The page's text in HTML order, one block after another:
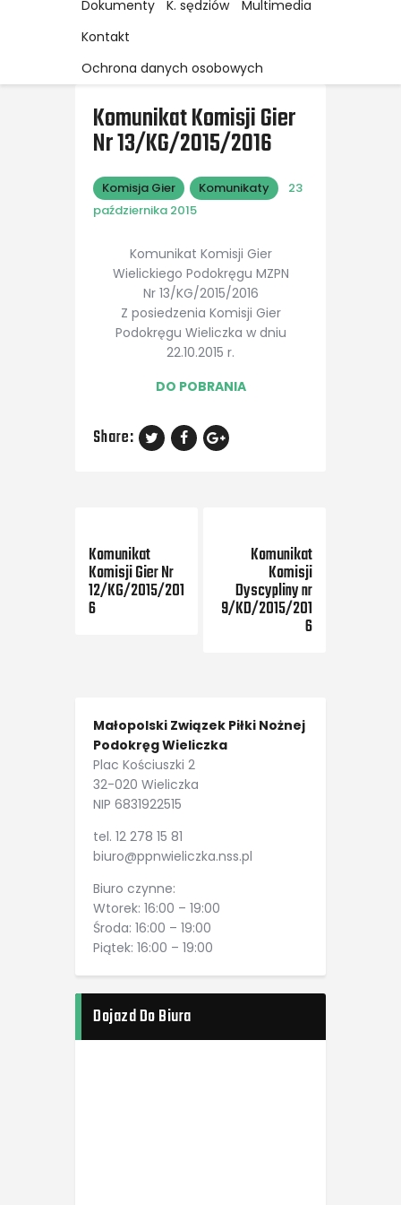
Dokumenty
K. sędziów
Multimedia
Kontakt
Ochrona danych osobowych
Komunikat Komisji Gier
Nr 13/KG/2015/2016
Komisja Gier Komunikaty
23
października 2015
Komunikat Komisji Gier
Wielickiego Podokręgu MZPN
Nr 13/KG/2015/2016
Z posiedzenia Komisji Gier
Podokręgu Wieliczka w dniu
22.10.2015 r.
DO POBRANIA
Share:
Komunikat
Komisji Gier Nr
12/KG/2015/201
6
Komunikat
Komisji
Dyscypliny nr
9/KD/2015/201
6
Małopolski Związek Piłki Nożnej
Podokręg Wieliczka
Plac Kościuszki 2
32-020 Wieliczka
NIP 6831922515
tel. 12 278 15 81
biuro@ppnwieliczka.nss.pl
Biuro czynne:
Wtorek: 16:00 – 19:00
Środa: 16:00 – 19:00
Piątek: 16:00 – 19:00
Dojazd Do Biura